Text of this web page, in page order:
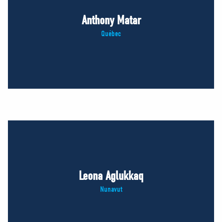
Anthony Matar
Québec
Leona Aglukkaq
Nunavut